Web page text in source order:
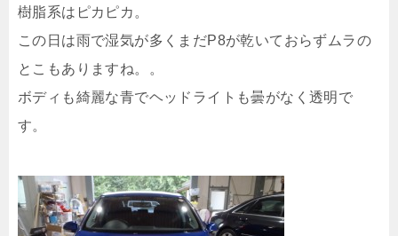
樹脂系はピカピカ。
この日は雨で湿気が多くまだP8が乾いておらずムラの
とこもありますね。。
ボディも綺麗な青でヘッドライトも曇がなく透明で
す。